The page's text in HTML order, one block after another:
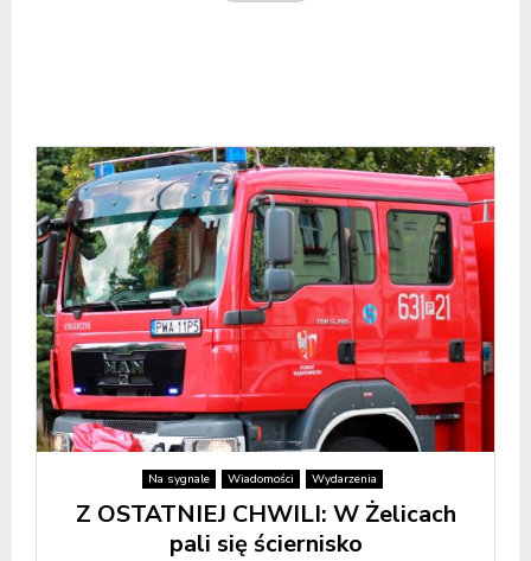
Na sygnale Wiadomości Wydarzenia
Z OSTATNIEJ CHWILI: W Żelicach
pali się ściernisko